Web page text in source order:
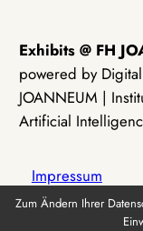
Exhibits @ FH
powered by
JOANNEUM |
Artificial
Impressum
Zum Ändern Ihrer